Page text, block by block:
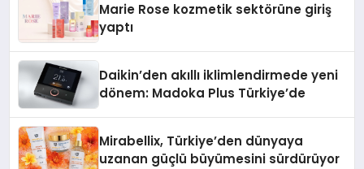
Marie Rose kozmetik sektörüne giriş
yaptı
Daikin’den akıllı iklimlendirmede yeni
dönem: Madoka Plus Türkiye’de
Mirabellix, Türkiye’den dünyaya
uzanan güçlü büyümesini sürdürüyor